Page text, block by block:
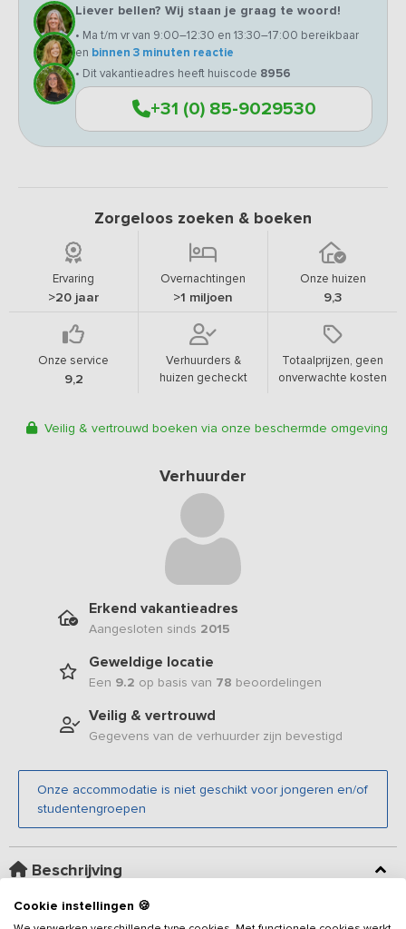
Liever bellen? Wij staan je graag te woord!
• Ma t/m vr van 9:00–12:30 en 13:30–17:00 bereikbaar
en binnen 3 minuten reactie
• Dit vakantieadres heeft huiscode 8956
+31 (0) 85-9029530
Zorgeloos zoeken & boeken
Ervaring
>20 jaar
Overnachtingen
>1 miljoen
Onze huizen
9,3
Onze service
9,2
Verhuurders &
huizen gecheckt
Totaalprijzen, geen
onverwachte kosten
Veilig & vertrouwd boeken via onze beschermde omgeving
Verhuurder
Erkend vakantieadres
Aangesloten sinds 2015
Geweldige locatie
Een 9.2 op basis van 78 beoordelingen
Veilig & vertrouwd
Gegevens van de verhuurder zijn bevestigd
Onze accommodatie is niet geschikt voor jongeren en/of
studentengroepen
Beschrijving
Dit knusse en sfeervolle
Cookie instellingen 🍪